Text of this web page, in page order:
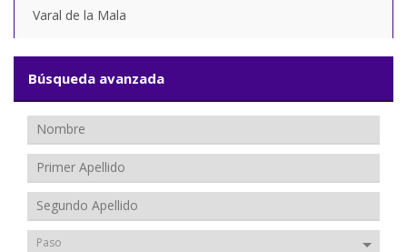
Varal de la Mala
Búsqueda avanzada
Paso